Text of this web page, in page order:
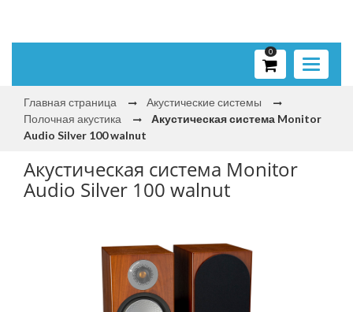
Toggle
0
Главная страница
Акустические системы
Полочная акустика
Акустическая система Monitor
Audio Silver 100 walnut
Акустическая система Monitor
Audio Silver 100 walnut